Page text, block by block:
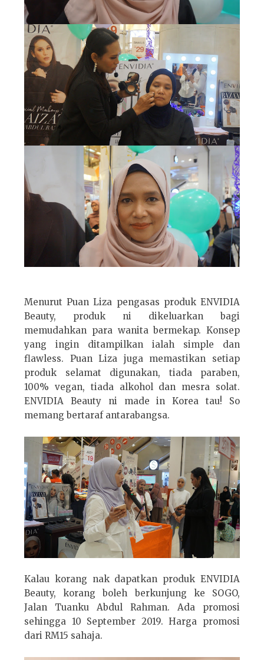
Menurut Puan Liza pengasas produk ENVIDIA
Beauty, produk ni dikeluarkan bagi
memudahkan para wanita bermekap. Konsep
yang ingin ditampilkan ialah simple dan
flawless. Puan Liza juga memastikan setiap
produk selamat digunakan, tiada paraben,
100% vegan, tiada alkohol dan mesra solat.
ENVIDIA Beauty ni made in Korea tau! So
memang bertaraf antarabangsa.
Kalau korang nak dapatkan produk ENVIDIA
Beauty, korang boleh berkunjung ke SOGO,
Jalan Tuanku Abdul Rahman. Ada promosi
sehingga 10 September 2019. Harga promosi
dari RM15 sahaja.